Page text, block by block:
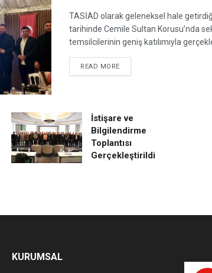
TASİAD olarak geleneksel hale
tarihinde Cemile Sultan Korusu’nda
temsilcilerinin geniş katılımıyla
READ MOREDETAILS
İstişare ve
Bilgilendirme
Toplantısı
Gerçekleştirildi
KURUMSAL